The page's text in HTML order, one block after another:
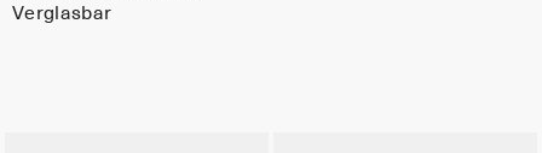
Verglasbar